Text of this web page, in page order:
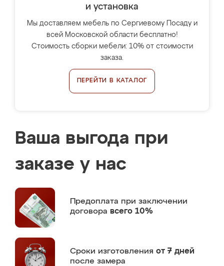
и установка
Мы доставляем мебель по Сергиевому Посаду и
всей Московской области бесплатно!
Стоимость сборки мебели: 10% от стоимости
заказа.
ПЕРЕЙТИ В КАТАЛОГ
Ваша выгода при
заказе у нас
Предоплата при заключении
договора всего 10%
Сроки изготовления от 7 дней
после замера